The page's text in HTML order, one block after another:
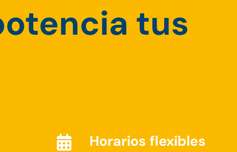
tus
 Horarios flexibles